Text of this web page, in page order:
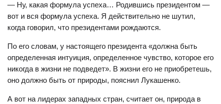
— Ну, какая формула успеха… Родившись президентом —
вот и вся формула успеха. Я действительно не шутил,
когда говорил, что президентами рождаются.
По его словам, у настоящего президента «должна быть
определенная интуиция, определенное чувство, которое его
никогда в жизни не подведет». В жизни его не приобретешь,
оно должно быть от природы, пояснил Лукашенко.
А вот на лидерах западных стран, считает он, природа в